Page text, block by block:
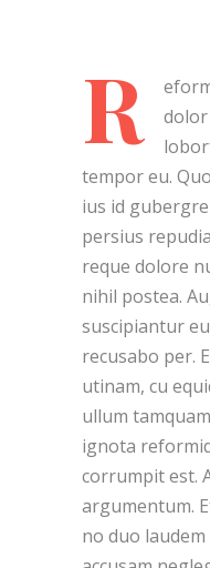
R
tempor eu.
ius id
persius
reque dolore
nihil postea.
suscipiantur
recusabo per.
utinam, cu
ullum
ignota
corrumpit est.
argumentum.
no duo